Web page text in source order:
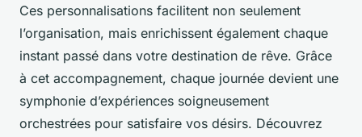
Ces personnalisations facilitent non seulement
l’organisation, mais enrichissent également chaque
instant passé dans votre destination de rêve. Grâce
à cet accompagnement, chaque journée devient une
symphonie d’expériences soigneusement
orchestrées pour satisfaire vos désirs. Découvrez